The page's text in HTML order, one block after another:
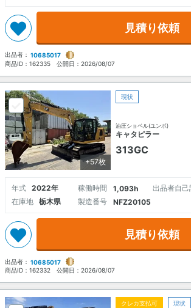
見積り依頼
出品者： 10685017
商品ID： 162335 公開日： 2026/08/07
+57枚
現状
油圧ショベル(ユンボ)
キャタピラー
313GC
年式 2022年 稼働時間 1,093h 出品者自己
在庫地
栃木県 製造番号 NFZ20105
見積り依頼
出品者： 10685017
商品ID： 162332 公開日： 2026/08/07
クレカ支払可 現状